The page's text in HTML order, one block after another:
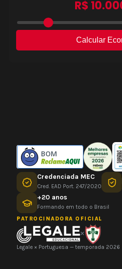
BOM
Credenciada MEC
Cred. EAD Port. 247/2020
+20 anos
Formando em todo o Brasil
PATROCINADORA OFICIAL
×
Legale × Portuguesa — temporada 2026